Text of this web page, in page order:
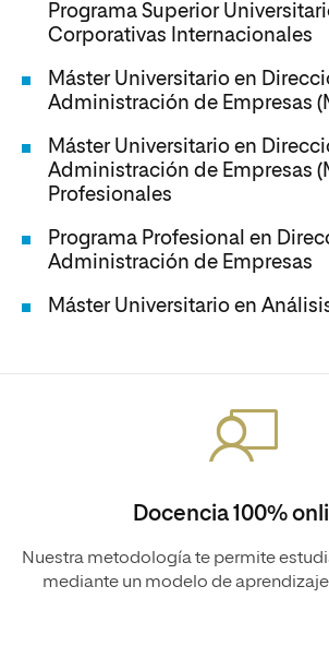
Programa Superior
Corporativas Internacionales
Máster Universitario en
Administración de Empresas
Máster Universitario en
Administración de Empresas
Profesionales
Programa Profesional en
Administración de Empresas
Máster Universitario en
Docencia 100%
Nuestra metodología te permite
mediante un modelo de